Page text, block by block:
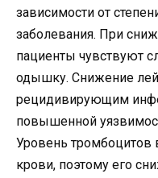
зависимости от
заболевания. При
пациенты чувствуют
одышку. Снижение
рецидивирующим
повышенной
Уровень тромбоцитов
крови, поэтому его